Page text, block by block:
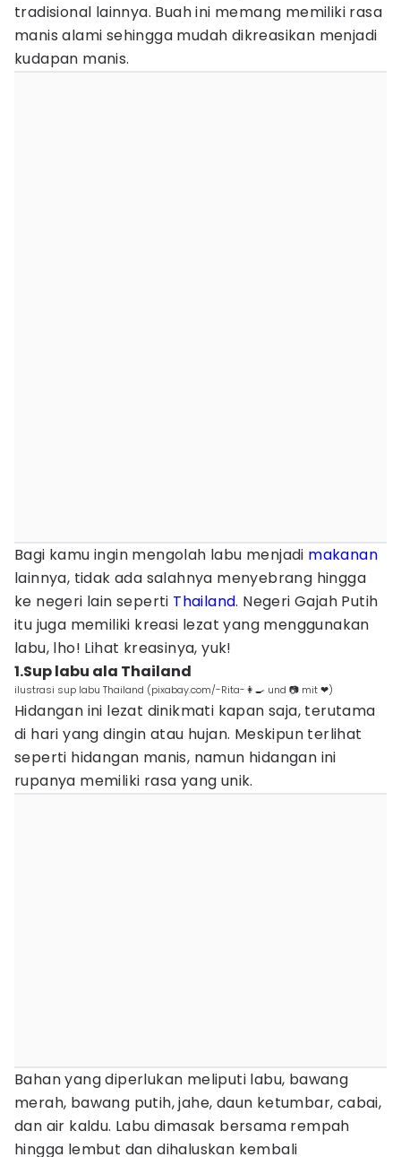
tradisional lainnya. Buah ini memang memiliki rasa
manis alami sehingga mudah dikreasikan menjadi
kudapan manis.
Bagi kamu ingin mengolah labu menjadi makanan
lainnya, tidak ada salahnya menyebrang hingga
ke negeri lain seperti Thailand. Negeri Gajah Putih
itu juga memiliki kreasi lezat yang menggunakan
labu, lho! Lihat kreasinya, yuk!
1.Sup labu ala Thailand
ilustrasi sup labu Thailand (pixabay.com/-Rita-👩‍🍳 und 📷 mit ❤)
Hidangan ini lezat dinikmati kapan saja, terutama
di hari yang dingin atau hujan. Meskipun terlihat
seperti hidangan manis, namun hidangan ini
rupanya memiliki rasa yang unik.
Bahan yang diperlukan meliputi labu, bawang
merah, bawang putih, jahe, daun ketumbar, cabai,
dan air kaldu. Labu dimasak bersama rempah
hingga lembut dan dihaluskan kembali